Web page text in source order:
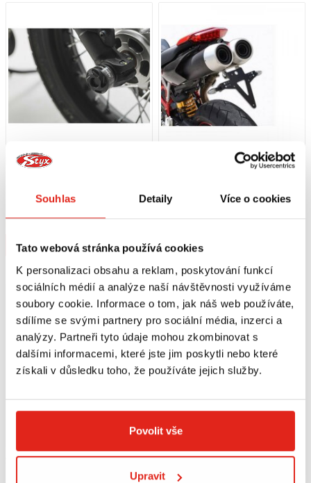
Souhlas Detaily Více o cookies
Tato webová stránka používá cookies
K personalizaci obsahu a reklam, poskytování funkcí
sociálních médií a analýze naší návštěvnosti využíváme
soubory cookie. Informace o tom, jak náš web používáte,
sdílíme se svými partnery pro sociální média, inzerci a
analýzy. Partneři tyto údaje mohou zkombinovat s
dalšími informacemi, které jste jim poskytli nebo které
získali v důsledku toho, že používáte jejich služby.
Povolit vše
Upravit
SW MOTECH PROTEKTOR NA
PŘEDNÍ OSU DUCATI
Koupit
HS MOTO DRŽÁK SPZ DUCATI
HYPERMOTARD 796/1100/S (07-09),
1100 EVO/SP (10-12)
Koupit
2 289 Kč s DPH
HS MOTO LED BRZDOVÉ SVĚTLO
199 Kč s DPH
GIVI SADA NA MONTÁŽ